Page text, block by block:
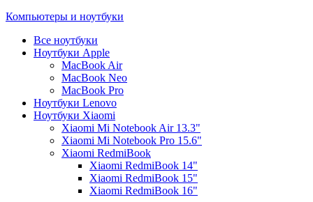
Компьютеры и ноутбуки
Все ноутбуки
Ноутбуки Apple
MacBook Air
MacBook Neo
MacBook Pro
Ноутбуки Lenovo
Ноутбуки Xiaomi
Xiaomi Mi Notebook Air 13.3"
Xiaomi Mi Notebook Pro 15.6"
Xiaomi RedmiBook
Xiaomi RedmiBook 14"
Xiaomi RedmiBook 15"
Xiaomi RedmiBook 16"